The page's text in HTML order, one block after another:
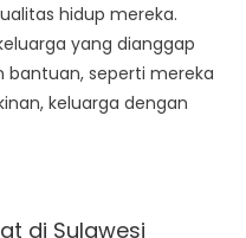
hidup mereka.
yang dianggap
seperti mereka
keluarga dengan
di Sulawesi